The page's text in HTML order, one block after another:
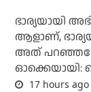
ഭാര്യയായി
ആളാണ്,
അത്
17 hours ago